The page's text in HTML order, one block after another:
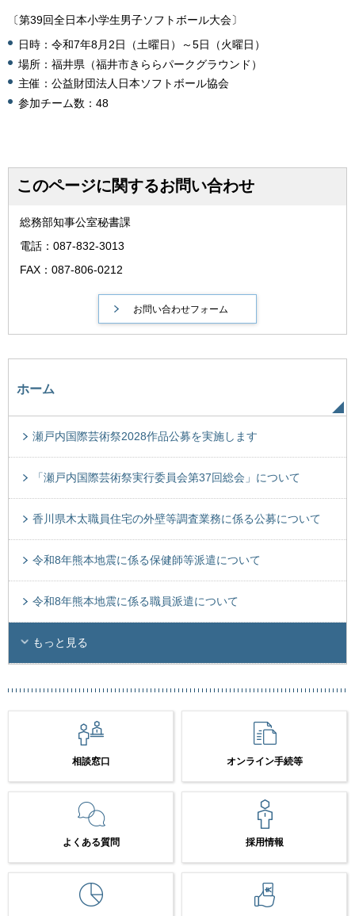
〔第39回全日本小学生男子ソフトボール大会〕
日時：令和7年8月2日（土曜日）～5日（火曜日）
場所：福井県（福井市きららパークグラウンド）
主催：公益財団法人日本ソフトボール協会
参加チーム数：48
このページに関するお問い合わせ
総務部知事公室秘書課
電話：087-832-3013
FAX：087-806-0212
ホーム
瀬戸内国際芸術祭2028作品公募を実施します
「瀬戸内国際芸術祭実行委員会第37回総会」について
香川県木太職員住宅の外壁等調査業務に係る公募について
令和8年熊本地震に係る保健師等派遣について
令和8年熊本地震に係る職員派遣について
もっと見る
相談窓口 オンライン手続等
よくある質問 採用情報